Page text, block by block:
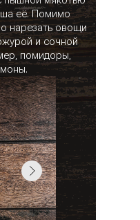
её. Помимо
нарезать овощи
и сочной
помидоры,